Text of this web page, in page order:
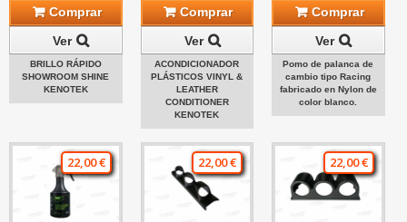
Comprar
Ver
BRILLO RÁPIDO
SHOWROOM SHINE
KENOTEK
Comprar
Ver
ACONDICIONADOR
PLÁSTICOS VINYL &
LEATHER
CONDITIONER
KENOTEK
Comprar
Ver
Pomo de palanca de
cambio tipo Racing
fabricado en Nylon de
color blanco.
22,00 € 22,00 € 22,00 €